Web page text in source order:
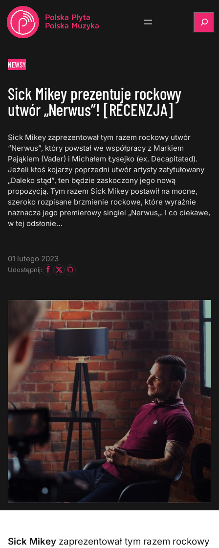
NEWSY
Sick Mikey prezentuje rockowy
utwór „Nerwus”! [RECENZJA]
Sick Mikey zaprezentował tym razem rockowy utwór
“Nerwus”, który powstał we współpracy z Markiem
Pająkiem (Vader) i Michałem Łysejko (ex. Decapitated).
Jeżeli ktoś kojarzy poprzedni utwór artysty zatytułowany
„Daleko stąd”, ten będzie zaskoczony jego nową
propozycją. Tym razem Sick Mikey postawił na mocne,
szeroko rozpisane brzmienie rockowe, które wyraźnie
naznacza jego premierowy singiel „Nerwus„. I co ciekawe,
w tej odsłonie…
01 lutego 2023
Udostępnij:
Sick Mikey zaprezentował tym razem rockowy